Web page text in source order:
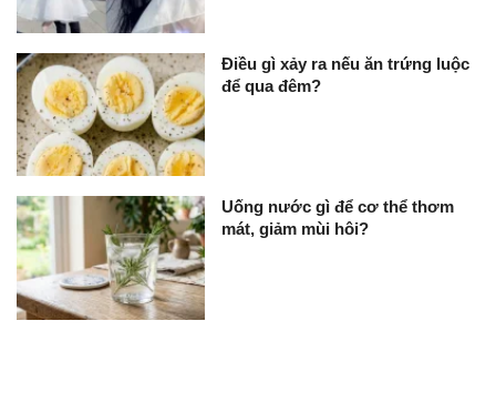
Điều gì xảy ra nếu ăn trứng luộc
để qua đêm?
Uống nước gì để cơ thể thơm
mát, giảm mùi hôi?